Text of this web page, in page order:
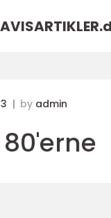
AVISARTIKLER.
by admin